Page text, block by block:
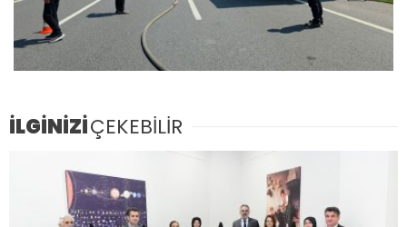
İLGİNİZİÇEKEBİLİR